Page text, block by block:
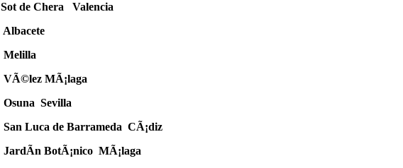
Sot de Chera
Valencia
Albacete
Melilla
VÃ©lez MÃ¡laga
Osuna Sevilla
San Luca de Barrameda CÃ¡diz
JardÃ­n BotÃ¡nico MÃ¡laga